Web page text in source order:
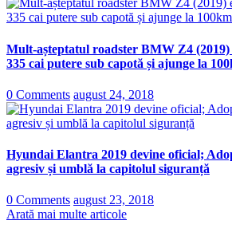
Mult-așteptatul roadster BMW Z4 (2019)
335 cai putere sub capotă și ajunge la
0 Comments august 24, 2018
Hyundai Elantra 2019 devine oficial;
agresiv și umblă la capitolul siguranță
0 Comments august 23, 2018
Arată mai multe articole